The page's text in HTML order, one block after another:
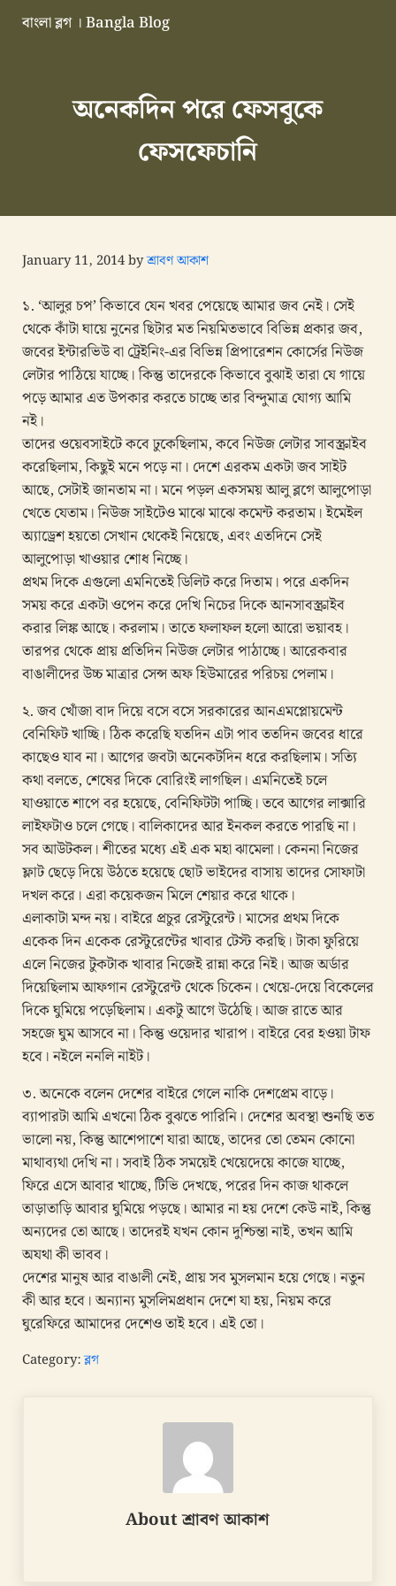
বাংলা ব্লগ । Bangla Blog
অনেকদিন পরে ফেসবুকে
ফেসফেচানি
January 11, 2014byশ্রাবণ আকাশ
১. ‘আলুর চপ’ কিভাবে যেন খবর পেয়েছে আমার জব নেই। সেই
থেকে কাঁটা ঘায়ে নুনের ছিটার মত নিয়মিতভাবে বিভিন্ন প্রকার জব,
জবের ইন্টারভিউ বা ট্রেইনিং-এর বিভিন্ন প্রিপারেশন কোর্সের নিউজ
লেটার পাঠিয়ে যাচ্ছে। কিন্তু তাদেরকে কিভাবে বুঝাই তারা যে গায়ে
পড়ে আমার এত উপকার করতে চাচ্ছে তার বিন্দুমাত্র যোগ্য আমি
নই।
তাদের ওয়েবসাইটে কবে ঢুকেছিলাম, কবে নিউজ লেটার সাবস্ক্রাইব
করেছিলাম, কিছুই মনে পড়ে না। দেশে এরকম একটা জব সাইট
আছে, সেটাই জানতাম না। মনে পড়ল একসময় আলু ব্লগে আলুপোড়া
খেতে যেতাম। নিউজ সাইটেও মাঝে মাঝে কমেন্ট করতাম। ইমেইল
অ্যাড্রেশ হয়তো সেখান থেকেই নিয়েছে, এবং এতদিনে সেই
আলুপোড়া খাওয়ার শোধ নিচ্ছে।
প্রথম দিকে এগুলো এমনিতেই ডিলিট করে দিতাম। পরে একদিন
সময় করে একটা ওপেন করে দেখি নিচের দিকে আনসাবস্ক্রাইব
করার লিঙ্ক আছে। করলাম। তাতে ফলাফল হলো আরো ভয়াবহ।
তারপর থেকে প্রায় প্রতিদিন নিউজ লেটার পাঠাচ্ছে। আরেকবার
বাঙালীদের উচ্চ মাত্রার সেন্স অফ হিউমারের পরিচয় পেলাম।
২. জব খোঁজা বাদ দিয়ে বসে বসে সরকারের আনএমপ্লোয়মেন্ট
বেনিফিট খাচ্ছি। ঠিক করেছি যতদিন এটা পাব ততদিন জবের ধারে
কাছেও যাব না। আগের জবটা অনেকটদিন ধরে করছিলাম। সত্যি
কথা বলতে, শেষের দিকে বোরিংই লাগছিল। এমনিতেই চলে
যাওয়াতে শাপে বর হয়েছে, বেনিফিটটা পাচ্ছি। তবে আগের লাক্সারি
লাইফটাও চলে গেছে। বালিকাদের আর ইনকল করতে পারছি না।
সব আউটকল। শীতের মধ্যে এই এক মহা ঝামেলা। কেননা নিজের
ফ্লাট ছেড়ে দিয়ে উঠতে হয়েছে ছোট ভাইদের বাসায় তাদের সোফাটা
দখল করে। এরা কয়েকজন মিলে শেয়ার করে থাকে।
এলাকাটা মন্দ নয়। বাইরে প্রচুর রেস্টুরেন্ট। মাসের প্রথম দিকে
একেক দিন একেক রেস্টুরেন্টের খাবার টেস্ট করছি। টাকা ফুরিয়ে
এলে নিজের টুকটাক খাবার নিজেই রান্না করে নিই। আজ অর্ডার
দিয়েছিলাম আফগান রেস্টুরেন্ট থেকে চিকেন। খেয়ে-দেয়ে বিকেলের
দিকে ঘুমিয়ে পড়েছিলাম। একটু আগে উঠেছি। আজ রাতে আর
সহজে ঘুম আসবে না। কিন্তু ওয়েদার খারাপ। বাইরে বের হওয়া টাফ
হবে। নইলে ননলি নাইট।
৩. অনেকে বলেন দেশের বাইরে গেলে নাকি দেশপ্রেম বাড়ে।
ব্যাপারটা আমি এখনো ঠিক বুঝতে পারিনি। দেশের অবস্থা শুনছি তত
ভালো নয়, কিন্তু আশেপাশে যারা আছে, তাদের তো তেমন কোনো
মাথাব্যথা দেখি না। সবাই ঠিক সময়েই খেয়েদেয়ে কাজে যাচ্ছে,
ফিরে এসে আবার খাচ্ছে, টিভি দেখছে, পরের দিন কাজ থাকলে
তাড়াতাড়ি আবার ঘুমিয়ে পড়ছে। আমার না হয় দেশে কেউ নাই, কিন্তু
অন্যদের তো আছে। তাদেরই যখন কোন দুশ্চিন্তা নাই, তখন আমি
অযথা কী ভাবব।
দেশের মানুষ আর বাঙালী নেই, প্রায় সব মুসলমান হয়ে গেছে। নতুন
কী আর হবে। অন্যান্য মুসলিমপ্রধান দেশে যা হয়, নিয়ম করে
ঘুরেফিরে আমাদের দেশেও তাই হবে। এই তো।
Category:ব্লগ
Aboutশ্রাবণ আকাশ